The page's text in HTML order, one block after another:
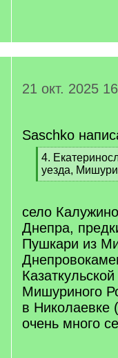
21 окт. 2025
Saschko
[
q
]
4.
уезда,
[
q
]
село
Днепра,
Пушкари из
Мишуриного
в Николаевке
очень много